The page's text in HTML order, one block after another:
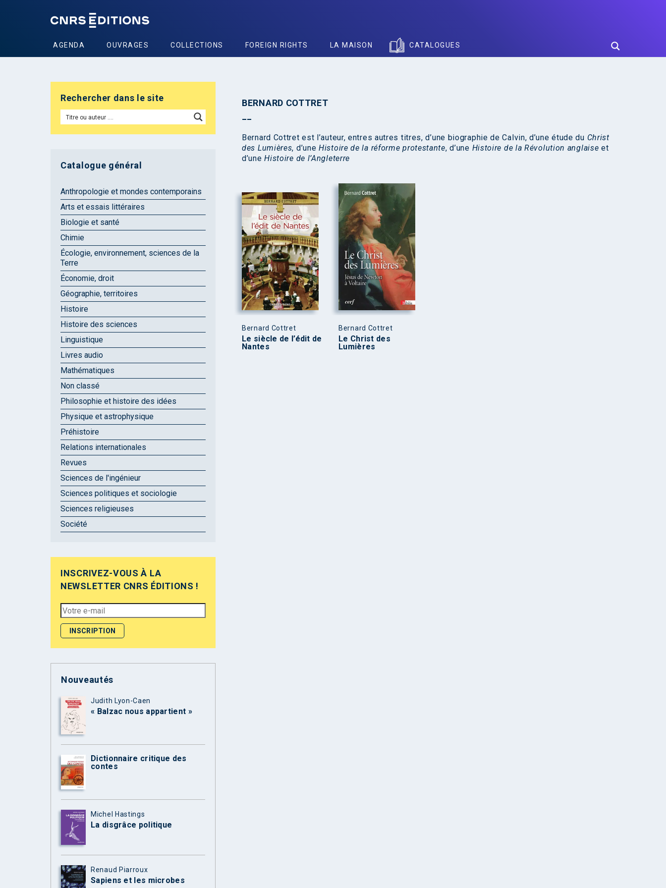
AGENDA OUVRAGES COLLECTIONS FOREIGN RIGHTS LA MAISON CATALOGUES
BERNARD COTTRET
Bernard Cottret est l’auteur, entres autres titres, d’une biographie de Calvin, d’une étude du Christ
des Lumières, d’uneHistoire de la réforme protestante, d’une Histoire de la Révolution anglaise et
d’uneHistoire de l’Angleterre
Bernard Cottret
Le siècle de l’édit de
Nantes
Bernard Cottret
Le Christ des
Lumières
Rechercher dans le site
Catalogue général
Anthropologie et mondes contemporains
Arts et essais littéraires
Biologie et santé
Chimie
Écologie, environnement, sciences de la
Terre
Économie, droit
Géographie, territoires
Histoire
Histoire des sciences
Linguistique
Livres audio
Mathématiques
Non classé
Philosophie et histoire des idées
Physique et astrophysique
Préhistoire
Relations internationales
Revues
Sciences de l'ingénieur
Sciences politiques et sociologie
Sciences religieuses
Société
INSCRIVEZ-VOUS À LA
NEWSLETTER CNRS ÉDITIONS !
Nouveautés
Judith Lyon-Caen
« Balzac nous appartient »
Dictionnaire critique des
contes
Michel Hastings
La disgrâce politique
Renaud Piarroux
Sapiens et les microbes